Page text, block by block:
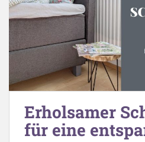
Erholsamer
für eine